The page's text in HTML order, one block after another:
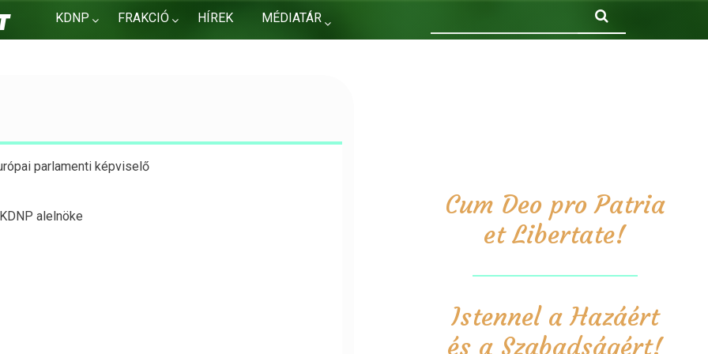
KDNP FRAKCIÓ HÍREK MÉDIATÁR
parlamenti képviselő
alelnöke
Cum Deo pro Patria
et Libertate!
Istennel a Hazáért
és a Szabadságért!